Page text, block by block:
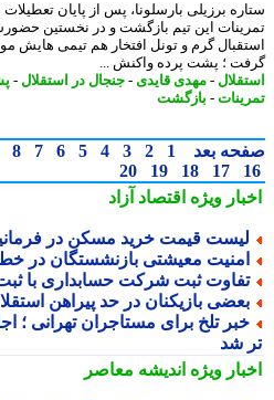
برزیلی بارسلونا، پس از پایان تعطیلات به
این تیم بازگشت و در نخستین حضورش با
گرم و تونل افتخار هم تیمی هایش مواجه
؛ پشت پرده واکنش ...
-مهدی قایدی-جنجال در استقلال-پشت
-بازگشت
بعد 1
2
3
4
5
6
7
8
9
17
18
19
20
ویژهاقتصاد آزاد
قیمت خرید مسکن در فرمانیه +
معیشتی بازنشستگان در خطر
ثبت شرکت حسابداری با
بازیکنان در حد پیراهن استقلال
شد
ویژهاندیشه معاصر